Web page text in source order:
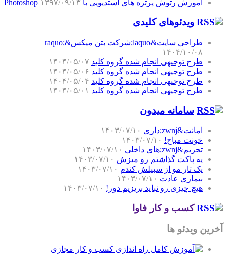
آموزش رتوش پرتره های استدیویی با Photoshop ۱۳۹۷/۰۹/۱۳
ویدئوهای کلیدی
طراحی سایت&laquo;شرکت بتن میکس&raquo;
۱۴۰۴/۱۰/۰۸
طرح توجیهی انجام شده گروه کلید ۱۴۰۴/۰۵/۰۷
طرح توجیهی انجام شده گروه کلید ۱۴۰۴/۰۵/۰۶
طرح توجیهی انجام شده گروه کلید ۱۴۰۴/۰۵/۰۴
طرح توجیهی انجام شده گروه کلید ۱۴۰۴/۰۵/۰۱
سامانه میدون
امانت&zwnj;داری
۱۴۰۳/۰۷/۱۰
خونت مباح! ۱۴۰۳/۰۷/۱۰
تحریم&zwnj;های داخلی
۱۴۰۳/۰۷/۱۰
یه پاکت گذاشتم رو میزش ۱۴۰۳/۰۷/۱۰
یک تار مو از سبیلش کندم ۱۴۰۳/۰۷/۱۰
بیماری عادت ۱۴۰۳/۰۷/۱۰
هیچ چیزی رو نباید بریزیم دور! ۱۴۰۳/۰۷/۱۰
کسب و کار فاوا
آخرین ویدئو ها